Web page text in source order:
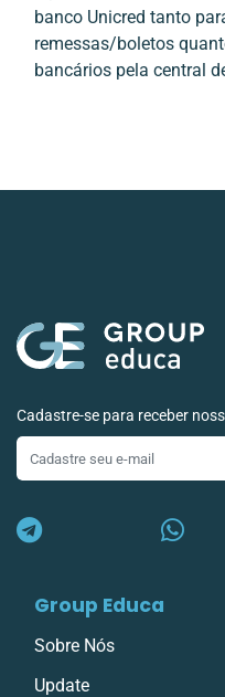
banco Unicred tanto
remessas/boletos
bancários pela central
Cadastre-se para receber
Group Educa
Sobre Nós
Update